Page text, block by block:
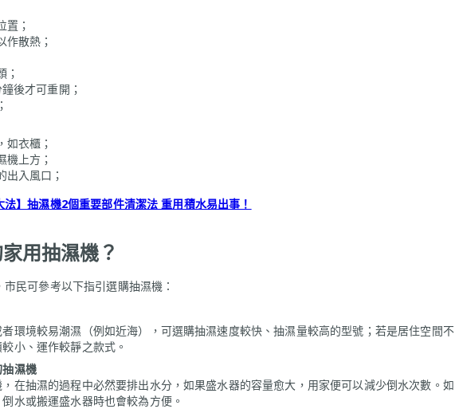
置；
作散熱；
；
後才可重開；
如衣櫃；
機上方；
出入風口；
法】抽濕機2個重要部件清潔法 重用積水易出事！
用抽濕機？
民可參考以下指引選購抽濕機：
環境較易潮濕（例如近海），可選購抽濕速度較快、抽濕量較高的型號；若是居住空間不
小、運作較靜之款式。
濕機
在抽濕的過程中必然要排出水分，如果盛水器的容量愈大，用家便可以減少倒水次數。如
水或搬運盛水器時也會較為方便。